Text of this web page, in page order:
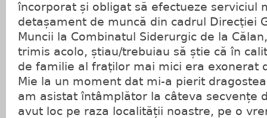
încorporat și obligat să efectueze serviciul
detașament de muncă din cadrul Direcṭiei
Muncii la Combinatul Siderurgic de la
trimis acolo, știau/trebuiau să știe că în
de familie al fraṭilor mai mici era exonerat
Mie la un moment dat mi-a pierit
am asistat întâmplător la câteva secvențe
avut loc pe raza localității noastre, pe o